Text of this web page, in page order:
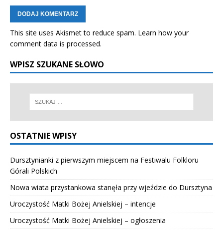
This site uses Akismet to reduce spam. Learn how your
comment data is processed.
WPISZ SZUKANE SŁOWO
OSTATNIE WPISY
Dursztynianki z pierwszym miejscem na Festiwalu Folkloru
Górali Polskich
Nowa wiata przystankowa stanęła przy wjeździe do Dursztyna
Uroczystość Matki Bożej Anielskiej – intencje
Uroczystość Matki Bożej Anielskiej – ogłoszenia